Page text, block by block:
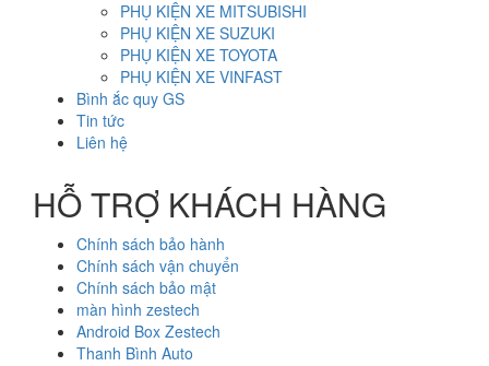
PHỤ KIỆN XE MITSUBISHI
PHỤ KIỆN XE SUZUKI
PHỤ KIỆN XE TOYOTA
PHỤ KIỆN XE VINFAST
Bình ắc quy GS
Tin tức
Liên hệ
HỖ TRỢ KHÁCH HÀNG
Chính sách bảo hành
Chính sách vận chuyển
Chính sách bảo mật
màn hình zestech
Android Box Zestech
Thanh Bình Auto